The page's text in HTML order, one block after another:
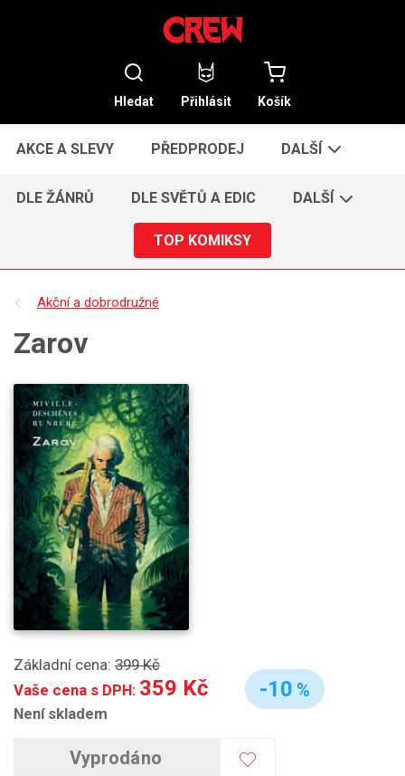
Hledat Přihlásit Košík
AKCE A SLEVY PŘEDPRODEJ DALŠÍ
DLE ŽÁNRŮ DLE SVĚTŮ A EDIC DALŠÍ
TOP KOMIKSY
Akční a dobrodružné
Zarov
Základní cena: 399 Kč
Vaše cena s DPH: 359 Kč
Není skladem
-10 %
Vyprodáno